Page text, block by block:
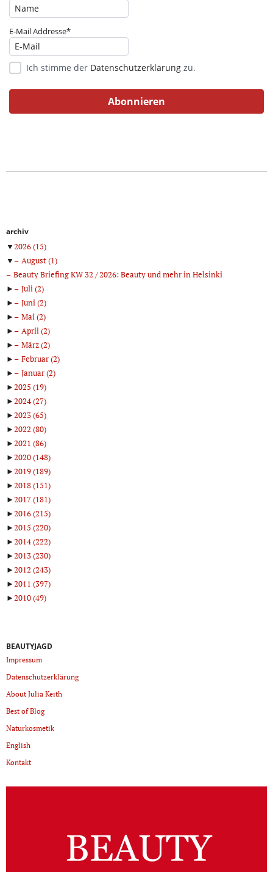
E-Mail Addresse*
Ich stimme der Datenschutzerklärung zu.
archiv
▼2026(15)
▼
August(1)
Beauty Briefing KW 32 / 2026: Beauty und mehr in Helsinki
►
Juli(2)
►
Juni(2)
►
Mai(2)
►
April(2)
►
März(2)
►
Februar(2)
►
Januar(2)
►2025 (19)
►2024(27)
►2023(65)
►2022 (80)
►2021 (86)
►2020(148)
►2019(189)
►2018(151)
►2017(181)
►2016(215)
►2015 (220)
►2014(222)
►2013(230)
►2012 (243)
►2011 (397)
►2010(49)
BEAUTYJAGD
Impressum
Datenschutzerklärung
About Julia Keith
Best of Blog
Naturkosmetik
English
Kontakt